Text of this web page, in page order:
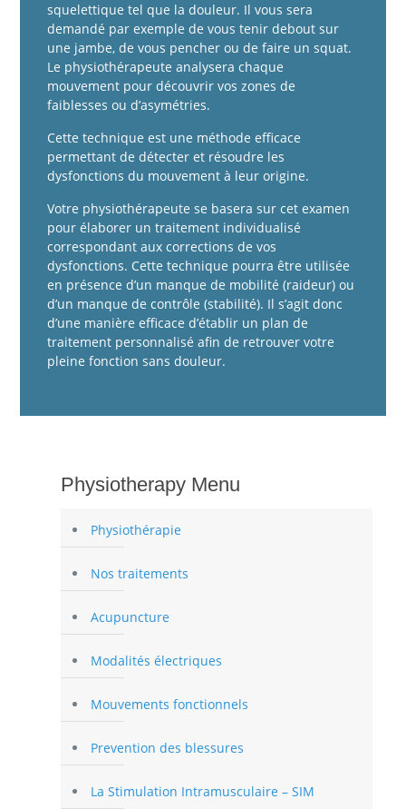
squelettique tel que la douleur. Il vous sera
demandé par exemple de vous tenir debout sur
une jambe, de vous pencher ou de faire un squat.
Le physiothérapeute analysera chaque
mouvement pour découvrir vos zones de
faiblesses ou d’asymétries.
Cette technique est une méthode efficace
permettant de détecter et résoudre les
dysfonctions du mouvement à leur origine.
Votre physiothérapeute se basera sur cet examen
pour élaborer un traitement individualisé
correspondant aux corrections de vos
dysfonctions. Cette technique pourra être utilisée
en présence d’un manque de mobilité (raideur) ou
d’un manque de contrôle (stabilité). Il s’agit donc
d’une manière efficace d’établir un plan de
traitement personnalisé afin de retrouver votre
pleine fonction sans douleur.
Physiotherapy Menu
Physiothérapie
Nos traitements
Acupuncture
Modalités électriques
Mouvements fonctionnels
Prevention des blessures
La Stimulation Intramusculaire – SIM